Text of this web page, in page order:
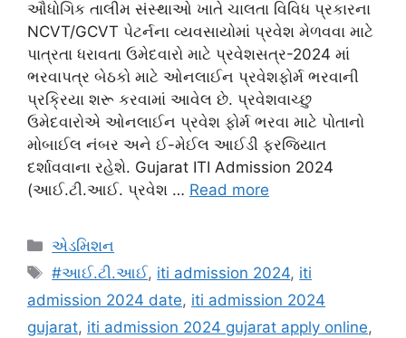
ઔધોગિક તાલીમ સંસ્થાઓ ખાતે ચાલતા વિવિધ પ્રકારના
NCVT/GCVT પેટર્નના વ્યવસાયોમાં પ્રવેશ મેળવવા માટે
પાત્રતા ધરાવતા ઉમેદવારો માટે પ્રવેશસત્ર-2024 માં
ભરવાપત્ર બેઠકો માટે ઓનલાઈન પ્રવેશફોર્મ ભરવાની
પ્રક્રિયા શરૂ કરવામાં આવેલ છે. પ્રવેશવાચ્છુ
ઉમેદવારોએ ઓનલાઈન પ્રવેશ ફોર્મ ભરવા માટે પોતાનો
મોબાઈલ નંબર અને ઈ-મેઈલ આઈડી ફરજિયાત
દર્શાવવાના રહેશે. Gujarat ITI Admission 2024
(આઈ.ટી.આઈ. પ્રવેશ … Read more
Categories
એડમિશન
Tags
#આઈ.ટી.આઈ, iti admission 2024, iti
admission 2024 date, iti admission 2024
gujarat, iti admission 2024 gujarat apply online,